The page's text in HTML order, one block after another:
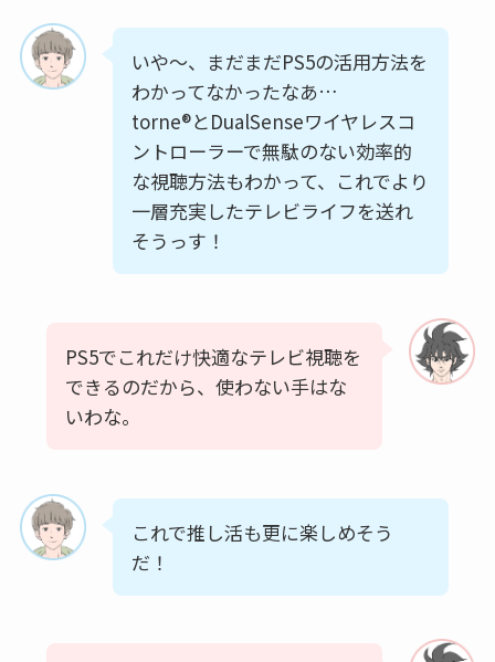
いや〜、まだまだPS5の活用方法を
わかってなかったなあ…
torne®︎とDualSenseワイヤレスコ
ントローラーで無駄のない効率的
な視聴方法もわかって、これでより
一層充実したテレビライフを送れ
そうっす！
PS5でこれだけ快適なテレビ視聴を
できるのだから、使わない手はな
いわな。
これで推し活も更に楽しめそう
だ！